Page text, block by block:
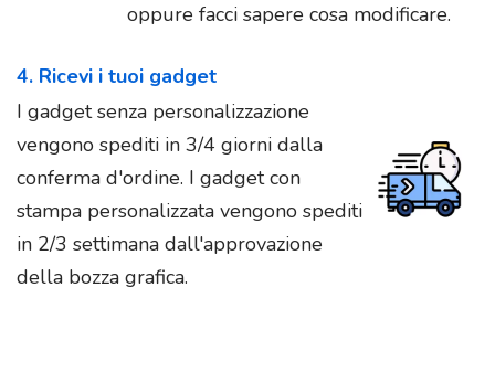
oppure facci sapere cosa modificare.
4. Ricevi i tuoi gadget
I gadget senza personalizzazione
vengono spediti in 3/4 giorni dalla
conferma d'ordine. I gadget con
stampa personalizzata vengono spediti
in 2/3 settimana dall'approvazione
della bozza grafica.